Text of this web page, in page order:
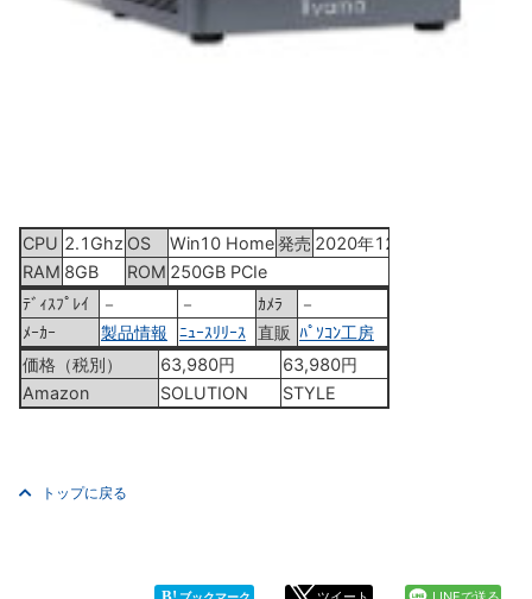
CPU 2.1Ghz OS Win10 Home発売 2020年12月17日
RAM 8GB ROM 250GB PCIe
ﾃﾞｨｽﾌﾟﾚｲ
－ － ｶﾒﾗ
－
ﾒｰｶｰ
製品情報 ﾆｭｰｽﾘﾘｰｽ 直販 ﾊﾟｿｺﾝ工房
価格（税別）
63,980円
63,980円
Amazon
SOLUTION STYLE
トップに戻る